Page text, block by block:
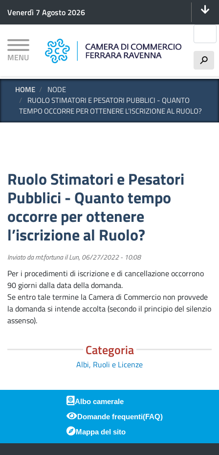
principale
Venerdì 7 Agosto 2026
MENU h
HOME
NODE
RUOLO STIMATORI E PESATORI PUBBLICI - QUANTO
TEMPO OCCORRE PER OTTENERE L’ISCRIZIONE AL RUOLO?
Ruolo Stimatori e Pesatori
Pubblici - Quanto tempo
occorre per ottenere
l’iscrizione al Ruolo?
Inviato damt.fortunailLun, 06/27/2022 - 10:08
Per i procedimenti di iscrizione e di cancellazione occorrono
90 giorni dalla data della domanda.
Se entro tale termine la Camera di Commercio non provvede
la domanda si intende accolta (secondo il principio del silenzio
assenso).
Categoria
Albi, Ruoli e Licenze
Piè di pagina
Albo camerale
Domande frequenti(FAQ)
Mappa del sito